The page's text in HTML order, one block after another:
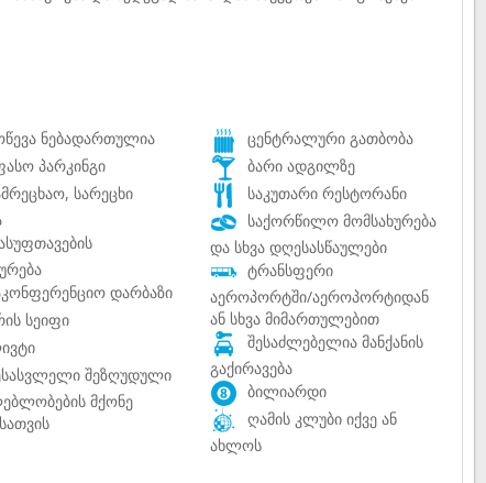
ნებადართულია
პარკინგი
სარეცხი
დარბაზი
სეიფი
შეზღუდული
მქონე
ცენტრალური გათბობა
ბარი ადგილზე
საკუთარი რესტორანი
საქორწილო მომსახურება
და სხვა დღესასწაულები
ტრანსფერი
აეროპორტში/აეროპორტიდან
ან სხვა მიმართულებით
შესაძლებელია მანქანის
გაქირავება
ბილიარდი
ღამის კლუბი იქვე ან
ახლოს